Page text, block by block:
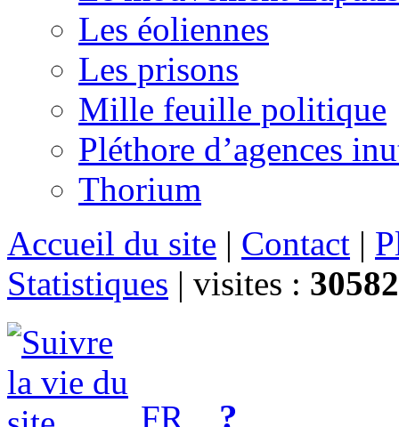
Les éoliennes
Les prisons
Mille feuille politique
Pléthore d’agences
Thorium
Accueil du site | Contact |
Statistiques | visites :
FR ?